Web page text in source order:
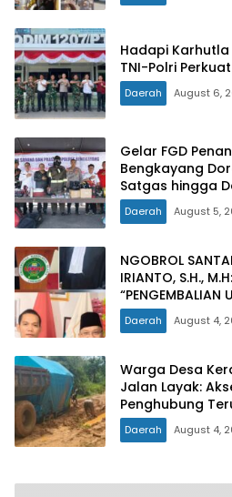
Hadapi
TNI-Polri
Daerah August 6,
Gelar FGD
Bengkayang
Satgas hingga
Daerah August 5,
NGOBROL
IRIANTO, S.H.,
“PENGEMBALIAN
PINTU KELUAR
PIDANA KORUPSI
Daerah August 4,
Warga Desa
Jalan Layak:
Penghubung
Menghambat
Kesehatan
Daerah August 4,